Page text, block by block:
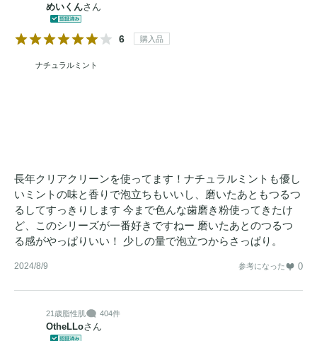
めいくんさん
6 購入品
ナチュラルミント
長年クリアクリーンを使ってます！ナチュラルミントも優し
いミントの味と香りで泡立ちもいいし、磨いたあともつるつ
るしてすっきりします 今まで色んな歯磨き粉使ってきたけ
ど、このシリーズが一番好きですねー 磨いたあとのつるつ
る感がやっぱりいい！ 少しの量で泡立つからさっぱり。
2024/8/9 参考になった 0
21歳脂性肌 404件
OtheLLoさん